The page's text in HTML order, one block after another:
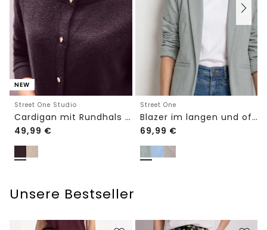
NEW
Street One Studio
Cardigan mit Rundhals und Knöpfen
49,99 €
Street One
Blazer im langen und offenen Schnitt
69,99 €
Unsere Bestseller